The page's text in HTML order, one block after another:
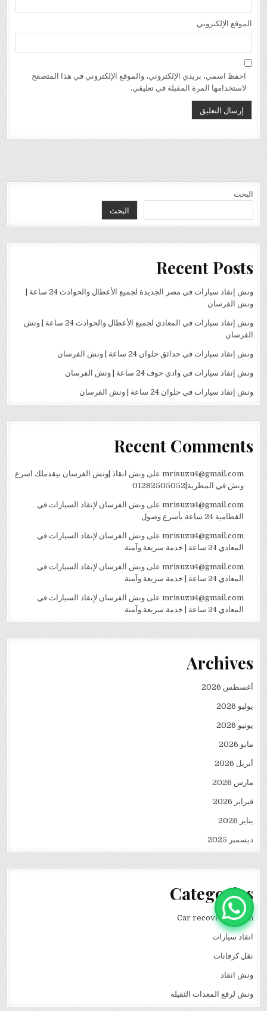
الموقع الإلكتروني
احفظ اسمي، بريدي الإلكتروني، والموقع الإلكتروني في هذا المتصفح
لاستخدامها المرة المقبلة في تعليقي.
البحث
البحث
Recent Posts
ونش إنقاذ سيارات في مصر الجديدة لجميع الأعطال والحوادث 24 ساعة |
ونش الفرسان
ونش إنقاذ سيارات في المعادي لجميع الأعطال والحوادث 24 ساعة | ونش
الفرسان
ونش إنقاذ سيارات في حدائق حلوان 24 ساعة | ونش الفرسان
ونش إنقاذ سيارات في وادي حوف 24 ساعة | ونش الفرسان
ونش إنقاذ سيارات في حلوان 24 ساعة | ونش الفرسان
Recent Comments
mrisuzu4@gmail.comعلى ونش انقاذ |ونش الفرسان بيقدملك اسرع
ونش في المطرية|01282505052
mrisuzu4@gmail.comعلى ونش الفرسان لإنقاذ السيارات في
القطامية 24 ساعة بأسرع وصول
mrisuzu4@gmail.comعلى ونش الفرسان لإنقاذ السيارات في
المعادي 24 ساعة | خدمة سريعة وآمنة
mrisuzu4@gmail.comعلى ونش الفرسان لإنقاذ السيارات في
المعادي 24 ساعة | خدمة سريعة وآمنة
mrisuzu4@gmail.comعلى ونش الفرسان لإنقاذ السيارات في
المعادي 24 ساعة | خدمة سريعة وآمنة
Archives
أغسطس 2026
يوليو 2026
يونيو 2026
مايو 2026
أبريل 2026
مارس 2026
فبراير 2026
يناير 2026
ديسمبر 2025
Categories
Car recovery winch
انقاذ سيارات
نقل كرفانات
ونش انقاذ
ونش لرفع المعدات الثقيله